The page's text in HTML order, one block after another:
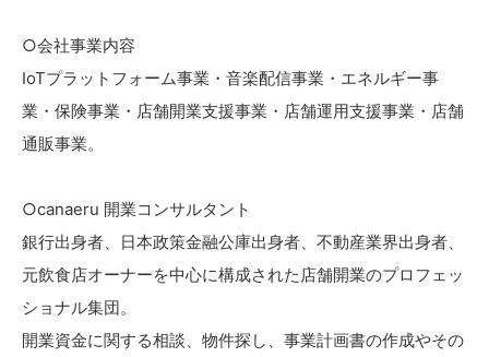
○会社事業内容
IoTプラットフォーム事業・音楽配信事業・エネルギー事
業・保険事業・店舗開業支援事業・店舗運用支援事業・店舗
通販事業。
○canaeru 開業コンサルタント
銀行出身者、日本政策金融公庫出身者、不動産業界出身者、
元飲食店オーナーを中心に構成された店舗開業のプロフェッ
ショナル集団。
開業資金に関する相談、物件探し、事業計画書の作成やその